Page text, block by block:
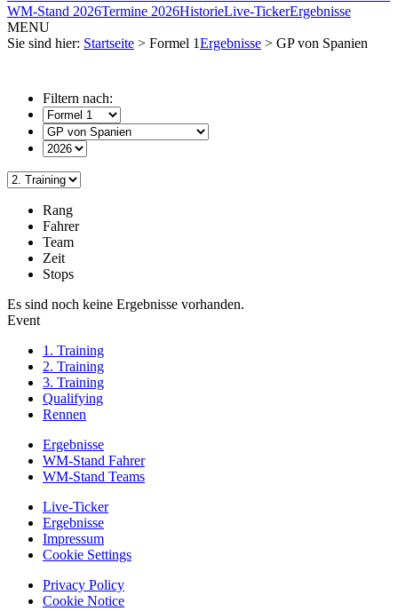
WM-Stand 2026Termine 2026HistorieLive-TickerErgebnisse
MENU
Sie sind hier: Startseite > Formel 1Ergebnisse > GP von Spanien
Filtern nach:
Rang
Fahrer
Team
Zeit
Stops
Es sind noch keine Ergebnisse vorhanden.
Event
1. Training
2. Training
3. Training
Qualifying
Rennen
Ergebnisse
WM-Stand Fahrer
WM-Stand Teams
Live-Ticker
Ergebnisse
Impressum
Cookie Settings
Privacy Policy
Cookie Notice